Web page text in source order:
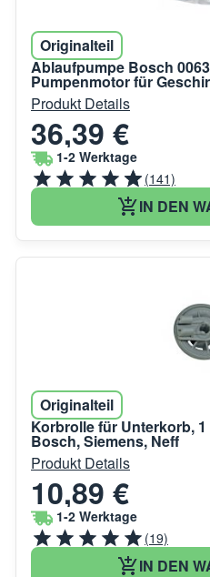
Originalteil
Ablaufpumpe Bosch
Pumpenmotor für
Produkt Details
36,39 €
1-2 Werktage
(141)
IN DEN
Originalteil
Korbrolle für Unterkorb,
Bosch, Siemens, Neff
Produkt Details
10,89 €
1-2 Werktage
(19)
IN DEN